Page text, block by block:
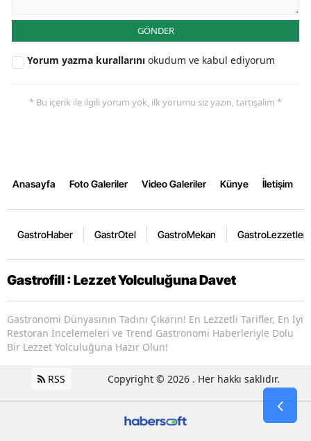
GÖNDER
Yorum yazma kurallarını okudum ve kabul ediyorum
* Bu içerik ile ilgili yorum yok, ilk yorumu siz yazın, tartışalım *
Anasayfa Foto Galeriler Video Galeriler Künye İletişim
GastroHaber GastrOtel GastroMekan GastroLezzetler
Gastrofill : Lezzet Yolculuğuna Davet
Gastronomi Dünyasının Tadını Çıkarın! En Lezzetli Tarifler, En İyi
Restoran İncelemeleri ve Trend Gastronomi Haberleriyle Dolu
Bir Lezzet Yolculuğuna Hazır Olun!
RSS Copyright © 2026 . Her hakkı saklıdır.